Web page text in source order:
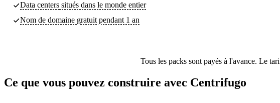
Data centers situés dans le monde entier
Nom de domaine gratuit pendant 1 an
Tous les packs sont payés à l'avance. Le
Ce que vous pouvez construire avec Centrifugo